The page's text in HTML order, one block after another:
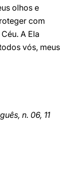
olhos e
com
A Ela
vós, meus
n. 06, 11